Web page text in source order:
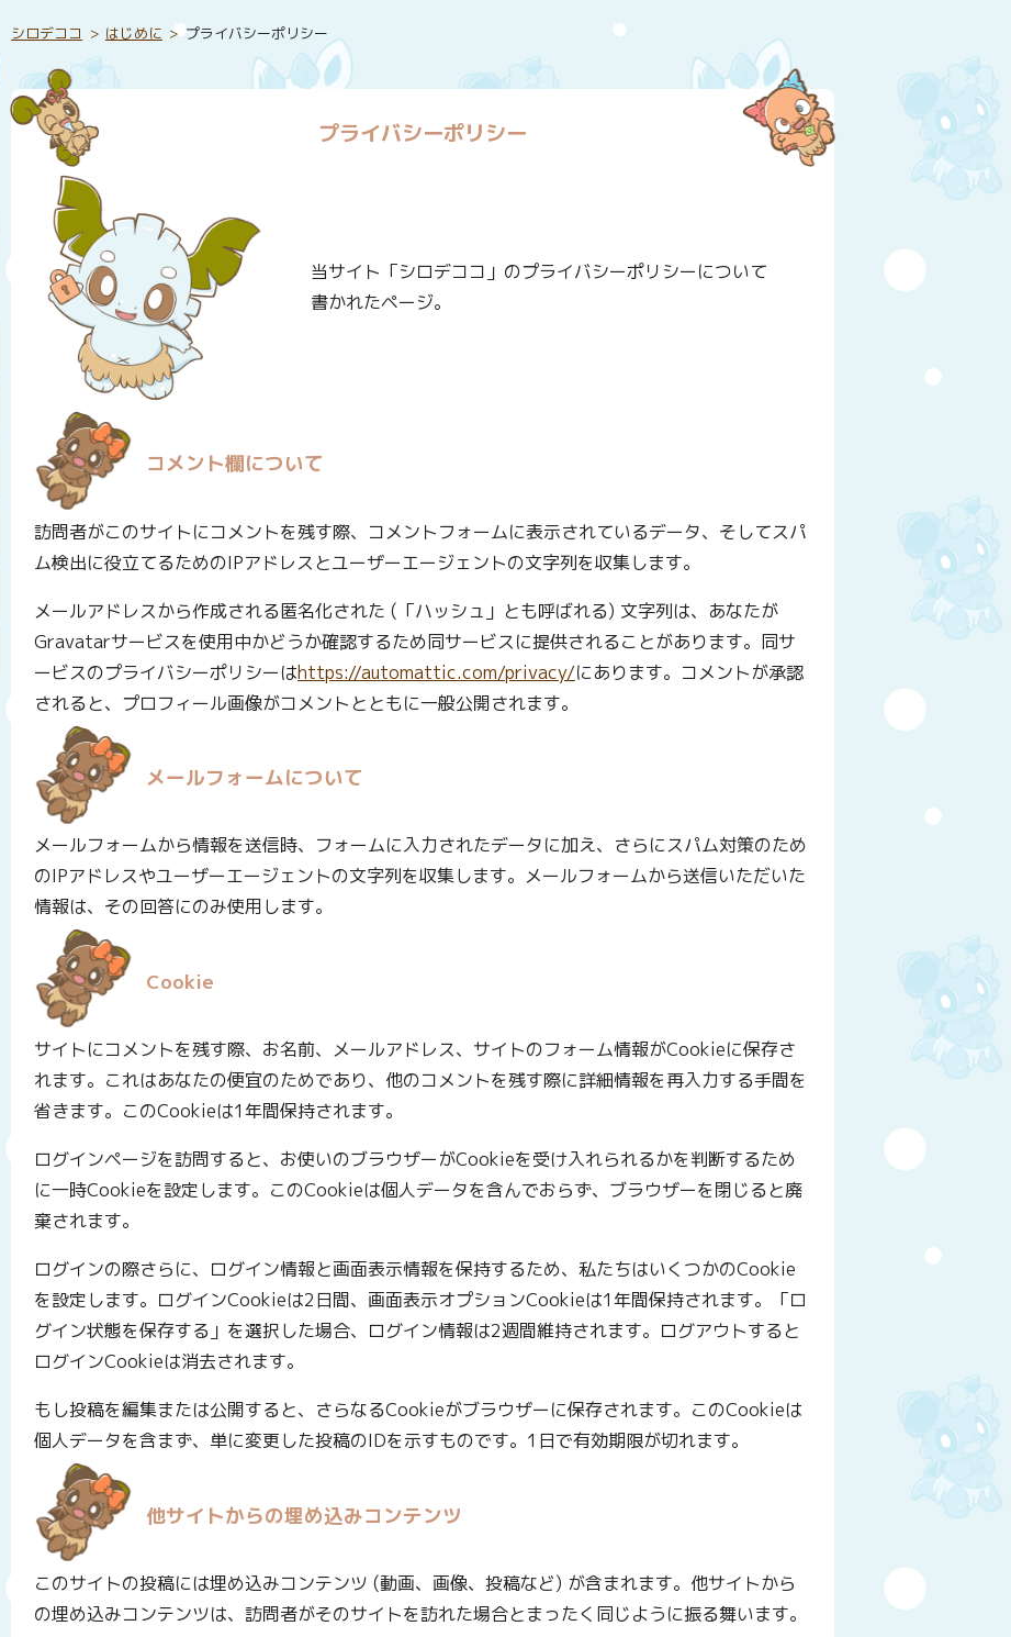
シロデココ はじめに プライバシーポリシー
プライバシーポリシー
当サイト「シロデココ」のプライバシーポリシーについて
書かれたページ。
コメント欄について
訪問者がこのサイトにコメントを残す際、コメントフォームに表示されているデータ、そしてスパ
ム検出に役立てるためのIPアドレスとユーザーエージェントの文字列を収集します。
メールアドレスから作成される匿名化された (「ハッシュ」とも呼ばれる) 文字列は、あなたが
Gravatarサービスを使用中かどうか確認するため同サービスに提供されることがあります。同サ
ービスのプライバシーポリシーはhttps://automattic.com/privacy/にあります。コメントが承認
されると、プロフィール画像がコメントとともに一般公開されます。
メールフォームについて
メールフォームから情報を送信時、フォームに入力されたデータに加え、さらにスパム対策のため
のIPアドレスやユーザーエージェントの文字列を収集します。メールフォームから送信いただいた
情報は、その回答にのみ使用します。
Cookie
サイトにコメントを残す際、お名前、メールアドレス、サイトのフォーム情報がCookieに保存さ
れます。これはあなたの便宜のためであり、他のコメントを残す際に詳細情報を再入力する手間を
省きます。このCookieは1年間保持されます。
ログインページを訪問すると、お使いのブラウザーがCookieを受け入れられるかを判断するため
に一時Cookieを設定します。このCookieは個人データを含んでおらず、ブラウザーを閉じると廃
棄されます。
ログインの際さらに、ログイン情報と画面表示情報を保持するため、私たちはいくつかのCookie
を設定します。ログインCookieは2日間、画面表示オプションCookieは1年間保持されます。「ロ
グイン状態を保存する」を選択した場合、ログイン情報は2週間維持されます。ログアウトすると
ログインCookieは消去されます。
もし投稿を編集または公開すると、さらなるCookieがブラウザーに保存されます。このCookieは
個人データを含まず、単に変更した投稿のIDを示すものです。1日で有効期限が切れます。
他サイトからの埋め込みコンテンツ
このサイトの投稿には埋め込みコンテンツ (動画、画像、投稿など) が含まれます。他サイトから
の埋め込みコンテンツは、訪問者がそのサイトを訪れた場合とまったく同じように振る舞います。